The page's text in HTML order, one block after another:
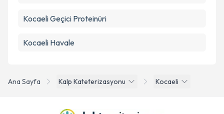
Ana Sayfa Kalp Kateterizasyonu Kocaeli
Kocaeli Geçici Proteinüri
Kocaeli Havale